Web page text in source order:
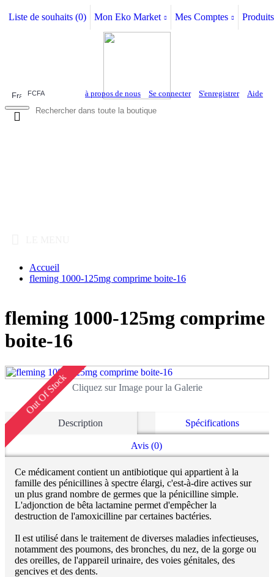
Liste de souhaits (0) Mon Eko Market Mes Comptes
FCFA à propos de nous Se connecter S'enregistrer Aide
Accueil
fleming 1000-125mg comprime boite-16
fleming 1000-125mg comprime
boite-16
Out Of Stock Cliquez sur Image pour la Galerie
Description Spécifications
Avis (0)
Ce médicament contient un antibiotique qui appartient à la
famille des pénicillines à spectre élargi, c'est-à-dire actives sur
un plus grand nombre de germes que la pénicilline simple.
L'adjonction de bêta lactamine permet d'empêcher la
destruction de l'amoxicilline par certaines bactéries.
Il est utilisé dans le traitement de diverses maladies infectieuses,
notamment des poumons, des bronches, du nez, de la gorge ou
des oreilles, de l'appareil urinaire, des voies génitales, des
gencives et des dents.